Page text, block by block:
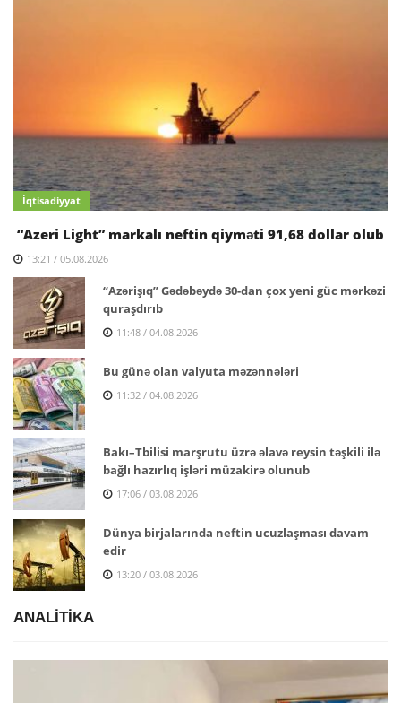
İqtisadiyyat
“Azeri Light” markalı neftin qiyməti 91,68 dollar olub
13:21 / 05.08.2026
“Azərişıq” Gədəbəydə 30-dan çox yeni güc mərkəzi
quraşdırıb
11:48 / 04.08.2026
Bu günə olan valyuta məzənnələri
11:32 / 04.08.2026
Bakı–Tbilisi marşrutu üzrə əlavə reysin təşkili ilə
bağlı hazırlıq işləri müzakirə olunub
17:06 / 03.08.2026
Dünya birjalarında neftin ucuzlaşması davam
edir
13:20 / 03.08.2026
ANALİTİKA